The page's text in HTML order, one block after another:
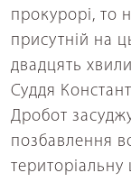
прокурорі, то
присутній на
двадцять
Суддя
Дробот
позбавлення
територіальну